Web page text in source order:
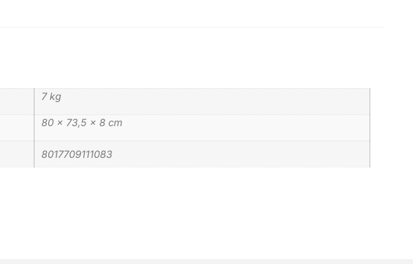
7 kg
80 × 73,5 × 8 cm
8017709111083